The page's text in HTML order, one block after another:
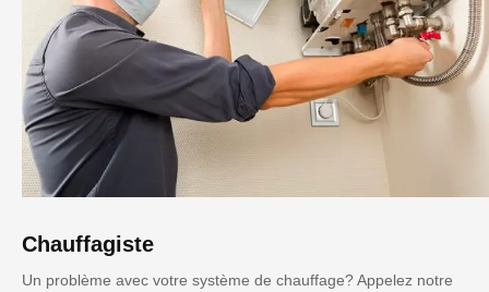
Chauffagiste
Un problème avec votre système de chauffage? Appelez notre